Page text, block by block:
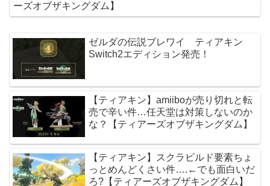
ーズオブザキングダム】
ゼルダの伝説ブレワイ ティアキン
Switch2エディション発売！
【ティアキン】amiiboが売り切れと転
売で辛い件…任天堂は対策しないのか
な？【ティアーズオブザキングダム】
【ティアキン】スクラビルド要素ちょ
っとめんどくさい件….←でも面白いだ
ろ?【ティアーズオブザキングダム】